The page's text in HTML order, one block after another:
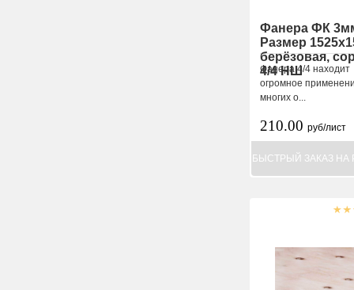
Фанера ФК
Размер
берёзовая,
4/4 НШ
Фанера 4/4 находит
огромное
многих о...
210.00 руб/лист
БЫСТРЫЙ ЗАКАЗ НА